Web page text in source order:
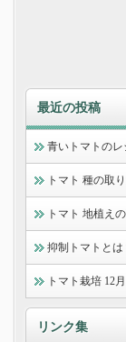
最近の投稿
青いトマトのレ
トマト 種の取
トマト 地植え
抑制トマトとは
トマト栽培 12月
リンク集